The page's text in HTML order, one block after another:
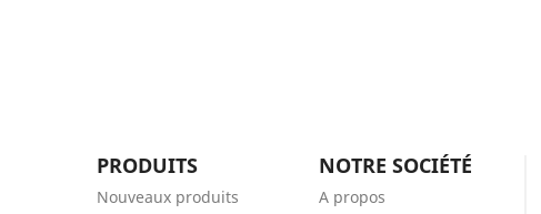
PRODUITS
Nouveaux produits
NOTRE SOCIÉTÉ
A propos